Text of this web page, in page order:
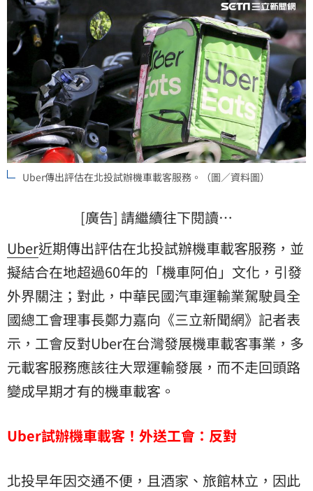
Uber傳出評估在北投試辦機車載客服務。（圖／資料圖）
[廣告] 請繼續往下閱讀…
Uber近期傳出評估在北投試辦機車載客服務，並
擬結合在地超過60年的「機車阿伯」文化，引發
外界關注；對此，中華民國汽車運輸業駕駛員全
國總工會理事長鄭力嘉向《三立新聞網》記者表
示，工會反對Uber在台灣發展機車載客事業，多
元載客服務應該往大眾運輸發展，而不走回頭路
變成早期才有的機車載客。
Uber試辦機車載客！外送工會：反對
北投早年因交通不便，且酒家、旅館林立，因此